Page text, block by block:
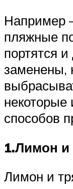
Например
пляжные
портятся
заменены,
некоторые
способов
1.Лимон и
Лимон и